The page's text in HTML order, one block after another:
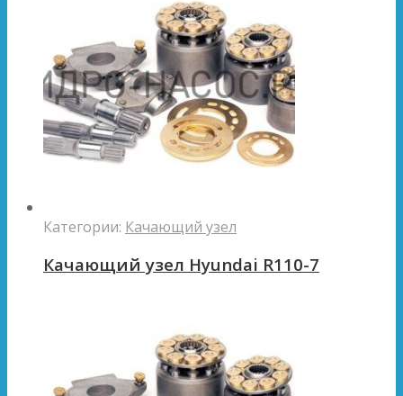
Категории: Качающий узел
Качающий узел Hyundai R110-7